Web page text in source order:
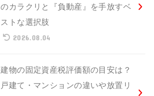
のカラクリと『負動産』を手放すベ
ストな選択肢
2026.08.04
建物の固定資産税評価額の目安は？
戸建て・マンションの違いや放置リ